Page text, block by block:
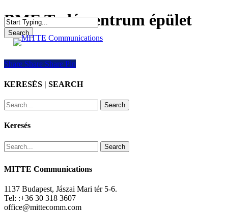
Skip
to
main
content
Search
Close
BME Tudáscentrum épület
Share
Share Share Share Pin
KERESÉS | SEARCH
Search
Keresés
Search
MITTE Communications
1137 Budapest, Jászai Mari tér 5-6.
Tel: :+36 30 318 3607
office@mittecomm.com